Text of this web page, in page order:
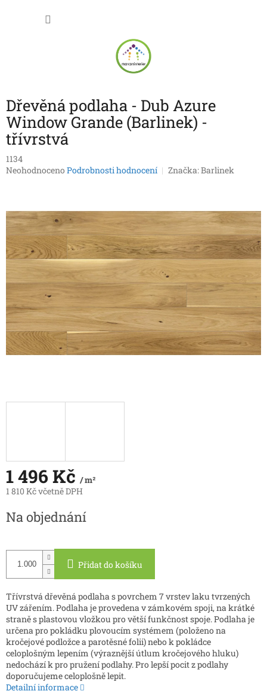
Dřevěná podlaha - Dub Azure
Window Grande (Barlinek) -
třívrstvá
1134
Průměrné
0,0
5
hvězdiček.
Neohodnoceno Podrobnosti hodnocení Značka:Barlinek
1 496 Kč / m²
1 810 Kč včetně DPH
cena:
Na objednání
Přidat do košíku
Třívrstvá dřevěná podlaha s povrchem 7 vrstev laku tvrzených
UV zářením. Podlaha je provedena v zámkovém spoji, na krátké
straně s plastovou vložkou pro větší funkčnost spoje. Podlaha je
určena pro pokládku plovoucím systémem (položeno na
kročejové podložce a parotěsné folii) nebo k pokládce
celoplošným lepením (výraznější útlum kročejového hluku)
nedochází k pro pružení podlahy. Pro lepší pocit z podlahy
doporučujeme celoplošně lepit.
Detailní informace